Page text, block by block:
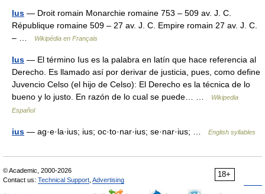
Ius — Droit romain Monarchie romaine 753 – 509 av. J. C.
République romaine 509 – 27 av. J. C. Empire romain 27 av. J. C.
– …
Wikipédia en Français
Ius — El término Ius es la palabra en latín que hace referencia al
Derecho. Es llamado así por derivar de justicia, pues, como define
Juvencio Celso (el hijo de Celso): El Derecho es la técnica de lo
bueno y lo justo. En razón de lo cual se puede… …
Wikipedia
Español
ius — ag·e·la·ius; ius; oc·to·nar·ius; se·nar·ius; … English syllables
18+
© Academic, 2000-2026
Contact us: Technical Support Advertising